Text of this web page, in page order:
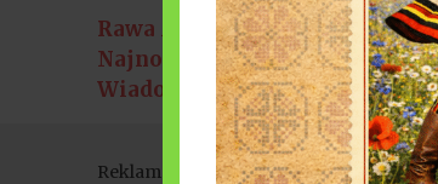
Rawa Mazowiecka
Najnowsze
Wiadomości:
w bezpieczeństwo 6 sierpnia 2026
Reklama